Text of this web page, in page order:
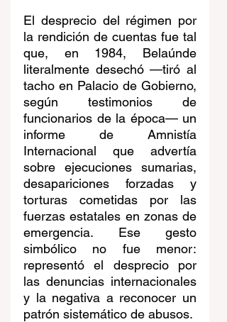
El desprecio del régimen por
la rendición de cuentas fue tal
que, en 1984, Belaúnde
literalmente desechó —tiró al
tacho en Palacio de Gobierno,
según testimonios de
funcionarios de la época— un
informe de Amnistía
Internacional que advertía
sobre ejecuciones sumarias,
desapariciones forzadas y
torturas cometidas por las
fuerzas estatales en zonas de
emergencia. Ese gesto
simbólico no fue menor:
representó el desprecio por
las denuncias internacionales
y la negativa a reconocer un
patrón sistemático de abusos.